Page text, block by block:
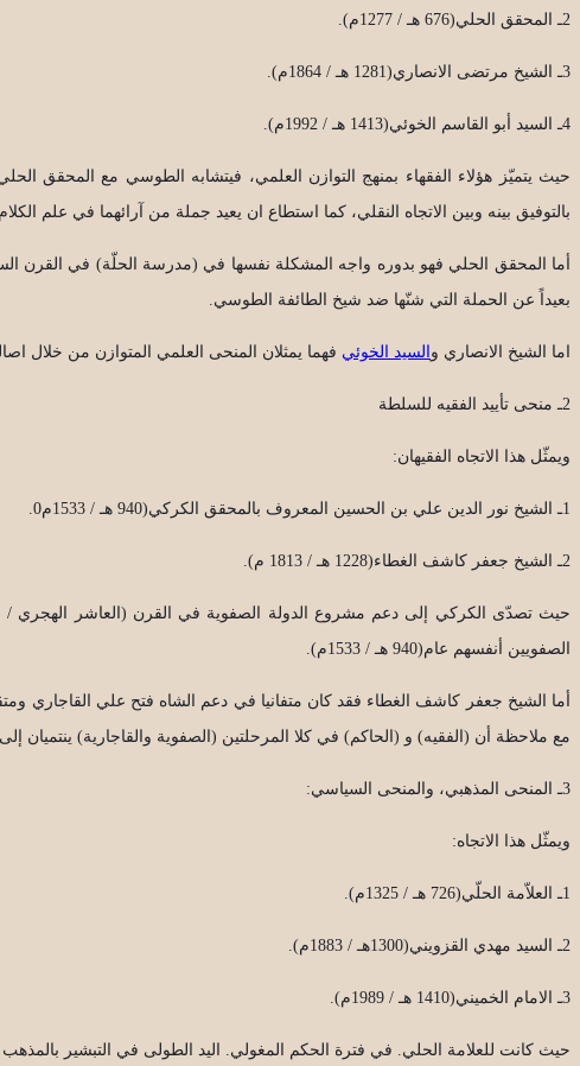
2ـ المحقق الحلي(676 هـ / 1277م).
3ـ الشيخ مرتضى الانصاري(1281 هـ / 1864م).
4ـ السيد أبو القاسم الخوئي(1413 هـ / 1992م).
حيث يتميّز هؤلاء الفقهاء بمنهج التوازن العلمي، فيتشابه الطوسي مع المحقق
بالتوفيق بينه وبين الاتجاه النقلي، كما استطاع ان يعيد جملة من آرائهما في علم
بعيداً عن الحملة التي شنّها ضد شيخ الطائفة الطوسي.
اما الشيخ الانصاري و السيد الخوئي فهما يمثلان المنحى العلمي المتوازن من خلال
2ـ منحى تأييد الفقيه للسلطة
ويمثّل هذا الاتجاه الفقيهان:
1ـ الشيخ نور الدين علي بن الحسين المعروف بالمحقق الكركي(940 هـ / 1533م0.
2ـ الشيخ جعفر كاشف الغطاء(1228 هـ / 1813 م).
حيث تصدّى الكركي إلى دعم مشروع الدولة الصفوية في القرن (العاشر الهجري /
الصفويين أنفسهم عام(940 هـ / 1533م).
أما الشيخ جعفر كاشف الغطاء فقد كان متفانيا في دعم الشاه فتح علي القاجاري
مع ملاحظة أن (الفقيه) و (الحاكم) في كلا المرحلتين (الصفوية والقاجارية)
3ـ المنحى المذهبي، والمنحى السياسي:
ويمثّل هذا الاتجاه:
1ـ العلاّمة الحلّي(726 هـ / 1325م).
2ـ السيد مهدي القزويني(1300هـ / 1883م).
3ـ الامام الخميني(1410 هـ / 1989م).
حيث كانت للعلامة الحلي. في فترة الحكم المغولي. اليد الطولى في التبشير